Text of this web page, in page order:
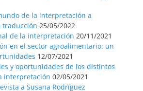
de la interpretación a
traducción 25/05/2022
de la interpretación 20/11/2021
en el sector agroalimentario: un
12/07/2021
y oportunidades de los distintos
interpretación 02/05/2021
a Susana Rodríguez